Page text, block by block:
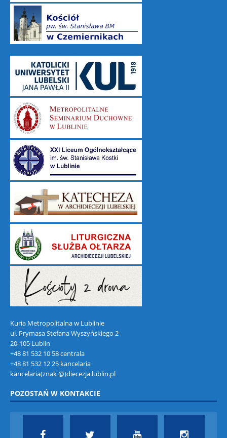
Kuria Metropolitalna w Lublinie
ul. Prymasa Stefana Wyszyńskiego 2
20-105 Lublin
+48 81 532 10 58 centrala
+48 81 532 12 25 kancelaria
kancelaria(znak @)diecezja.lublin.pl
POZOSTAŃ W KONTAKCIE